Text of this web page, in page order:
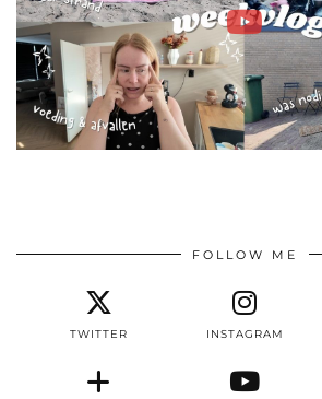
FOLLOW ME
TWITTER INSTAGRAM